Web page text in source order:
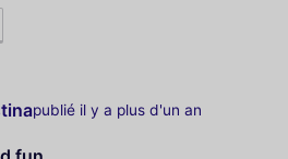
publié il y a plus d'un an